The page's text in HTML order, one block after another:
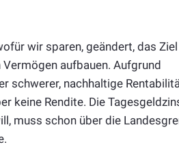
wir sparen, geändert, das
aufbauen. Aufgrund
schwerer, nachhaltige
keine Rendite. Die
muss schon über die